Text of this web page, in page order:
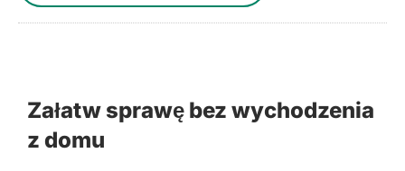
Załatw sprawę bez wychodzenia
z domu